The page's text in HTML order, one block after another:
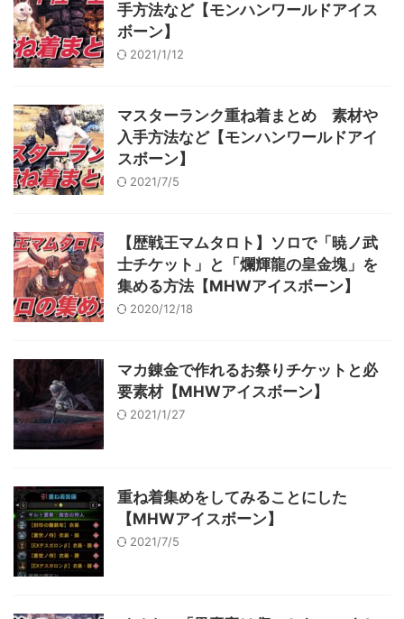
手方法など【モンハンワールドアイス
ボーン】
2021/1/12
マスターランク重ね着まとめ 素材や
入手方法など【モンハンワールドアイ
スボーン】
2021/7/5
【歴戦王マムタロト】ソロで「暁ノ武
士チケット」と「爛輝龍の皇金塊」を
集める方法【MHWアイスボーン】
2020/12/18
マカ錬金で作れるお祭りチケットと必
要素材【MHWアイスボーン】
2021/1/27
重ね着集めをしてみることにした
【MHWアイスボーン】
2021/7/5